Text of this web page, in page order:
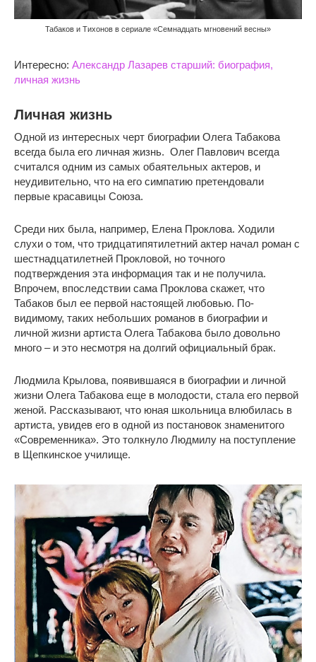
Табаков и Тихонов в сериале «Семнадцать мгновений весны»
Интересно: Александр Лазарев старший: биография,
личная жизнь
Личная жизнь
Одной из интересных черт биографии Олега Табакова
всегда была его личная жизнь. Олег Павлович всегда
считался одним из самых обаятельных актеров, и
неудивительно, что на его симпатию претендовали
первые красавицы Союза.
Среди них была, например, Елена Проклова. Ходили
слухи о том, что тридцатипятилетний актер начал роман с
шестнадцатилетней Прокловой, но точного
подтверждения эта информация так и не получила.
Впрочем, впоследствии сама Проклова скажет, что
Табаков был ее первой настоящей любовью. По-
видимому, таких небольших романов в биографии и
личной жизни артиста Олега Табакова было довольно
много – и это несмотря на долгий официальный брак.
Людмила Крылова, появившаяся в биографии и личной
жизни Олега Табакова еще в молодости, стала его первой
женой. Рассказывают, что юная школьница влюбилась в
артиста, увидев его в одной из постановок знаменитого
«Современника». Это толкнуло Людмилу на поступление
в Щепкинское училище.